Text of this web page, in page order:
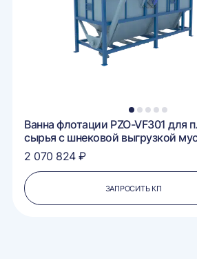
1 2 3 4 5
Ванна флотации PZO-VF301 для
сырья с шнековой выгрузкой
2 070 824 ₽
ЗАПРОСИТЬ КП